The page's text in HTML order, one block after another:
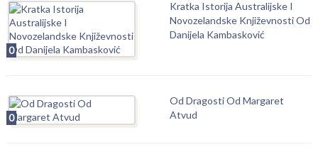
0
Kratka Istorija Australijske I
Novozelandske Književnosti Od
Danijela Kambasković
0
Od Dragosti Od Margaret
Atvud